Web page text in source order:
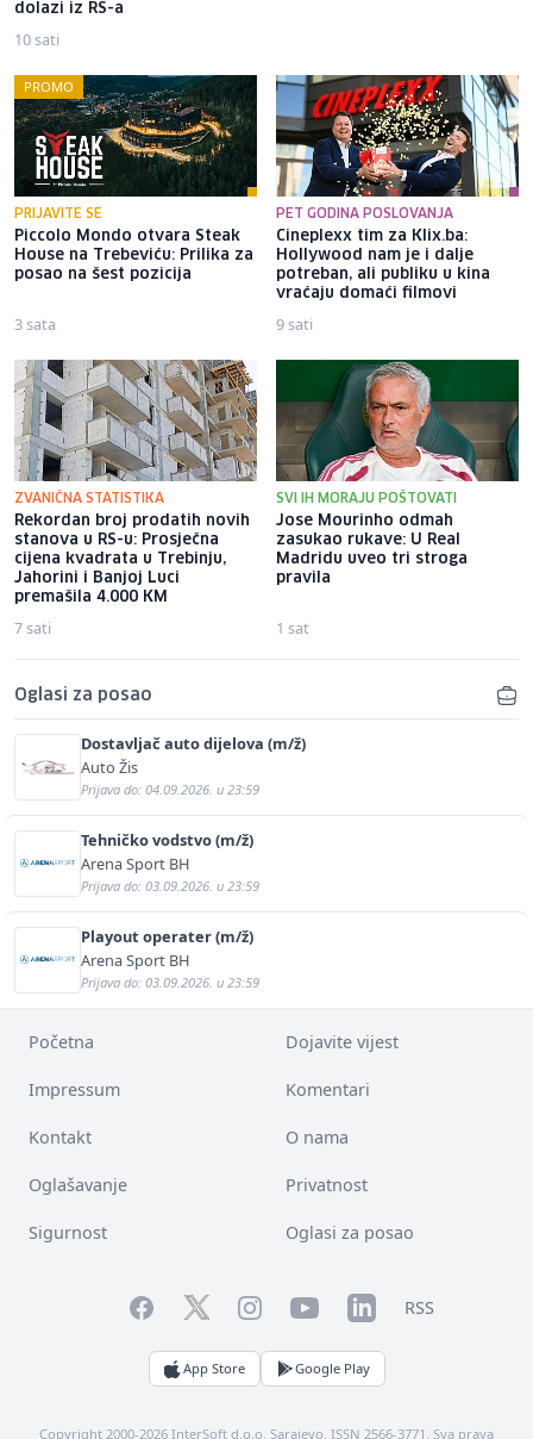
dolazi iz RS-a
10 sati
PROMO
PRIJAVITE SE
Piccolo Mondo otvara Steak
House na Trebeviću: Prilika za
posao na šest pozicija
3 sata
PET GODINA POSLOVANJA
Cineplexx tim za Klix.ba:
Hollywood nam je i dalje
potreban, ali publiku u kina
vraćaju domaći filmovi
9 sati
ZVANIČNA STATISTIKA
Rekordan broj prodatih novih
stanova u RS-u: Prosječna
cijena kvadrata u Trebinju,
Jahorini i Banjoj Luci
premašila 4.000 KM
7 sati
SVI IH MORAJU POŠTOVATI
Jose Mourinho odmah
zasukao rukave: U Real
Madridu uveo tri stroga
pravila
1 sat
Oglasi za posao
Dostavljač auto dijelova (m/ž)
Auto Žis
Prijava do: 04.09.2026. u 23:59
Tehničko vodstvo (m/ž)
Arena Sport BH
Prijava do: 03.09.2026. u 23:59
Playout operater (m/ž)
Arena Sport BH
Prijava do: 03.09.2026. u 23:59
Početna Dojavite vijest
Impressum Komentari
Kontakt O nama
Oglašavanje Privatnost
Sigurnost Oglasi za posao
FacebookTwitterInstagramYouTubeLinkedInRSS
App Store Google Play
Copyright 2000-2026 InterSoft d.o.o. Sarajevo. ISSN 2566-3771. Sva prava